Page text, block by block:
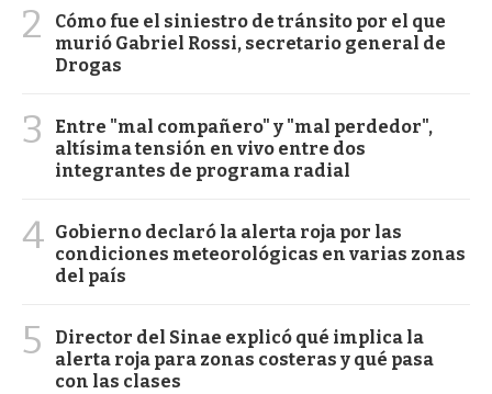
2
Cómo fue el siniestro de tránsito por el que
murió Gabriel Rossi, secretario general de
Drogas
3
Entre "mal compañero" y "mal perdedor",
altísima tensión en vivo entre dos
integrantes de programa radial
4 Gobierno declaró la alerta roja por las
condiciones meteorológicas en varias zonas
del país
5
Director del Sinae explicó qué implica la
alerta roja para zonas costeras y qué pasa
con las clases